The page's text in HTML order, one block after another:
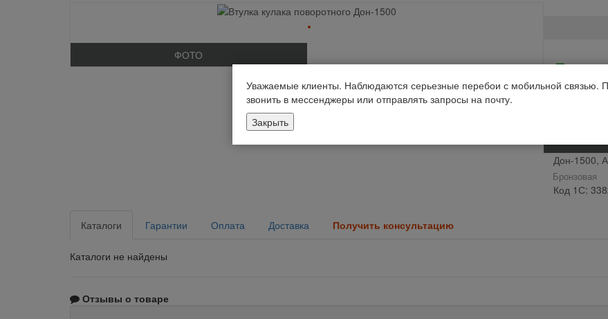
ФОТО
На
Отправим
Дон-1500,
Бронзовая
Код 1С:
Каталоги Гарантии Оплата Доставка Получить консультацию
Каталоги не найдены
Отзывы о товаре
Уважаемые клиенты. Наблюдаются серьезные перебои с мобильной связью.
звонить в мессенджеры или отправлять запросы на почту.
Закрыть